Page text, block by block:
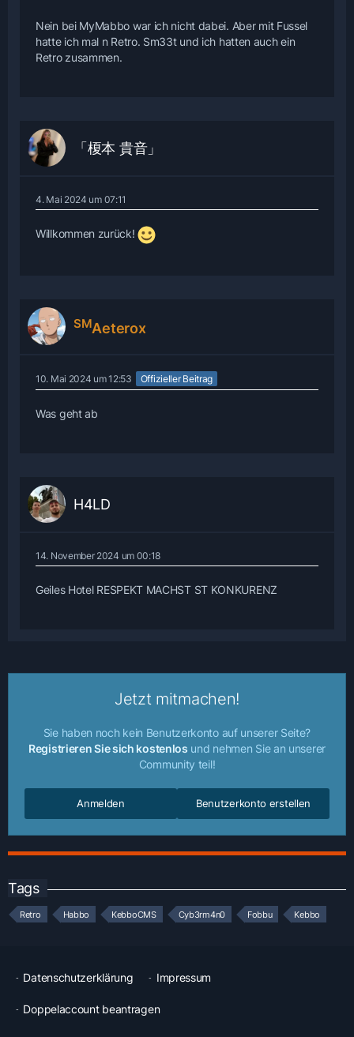
Nein bei MyMabbo war ich nicht dabei. Aber mit Fussel
hatte ich mal n Retro. Sm33t und ich hatten auch ein
Retro zusammen.
「榎本 貴音」
4. Mai 2024 um 07:11
Willkommen zurück!
SMAeterox
10. Mai 2024 um 12:53 Offizieller Beitrag
Was geht ab
H4LD
14. November 2024 um 00:18
Geiles Hotel RESPEKT MACHST ST KONKURENZ
Jetzt mitmachen!
Sie haben noch kein Benutzerkonto auf unserer Seite?
Registrieren Sie sich kostenlos und nehmen Sie an unserer
Community teil!
Benutzerkonto erstellen
Anmelden
Tags
Retro Habbo KebboCMS Cyb3rm4n0 Fobbu Kebbo
Datenschutzerklärung Impressum
Doppelaccount beantragen